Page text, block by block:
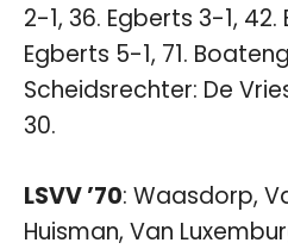
2-1, 36. Egberts 3-1,
Egberts 5-1, 71.
Scheidsrechter: De
30.
LSVV ’70: Waasdorp,
Huisman, Van